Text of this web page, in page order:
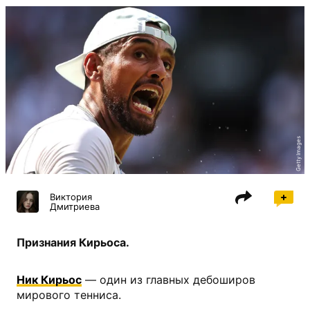
Getty Images
Виктория
Дмитриева
Признания Кирьоса.
Ник Кирьос — один из главных дебоширов
мирового тенниса.